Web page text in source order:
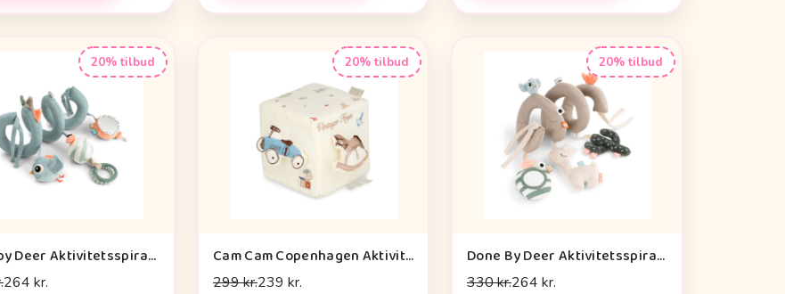
20% tilbud
Done by Deer Aktivitetsspiral - Celebration - Blå
264 kr.
20% tilbud
Cam Cam Copenhagen Aktivitetsterning - OCS - Vintage Toys
299 kr.239 kr.
20% tilbud
Done By Deer Aktivitetsspiral - Lalee Sand
330 kr.264 kr.